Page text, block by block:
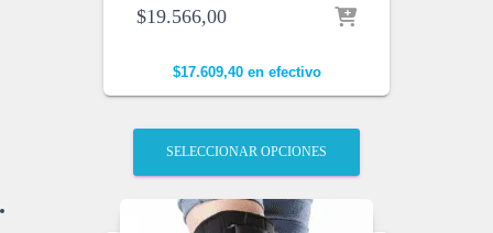
$19.566,00
$17.609,40en efectivo
SELECCIONAR OPCIONES